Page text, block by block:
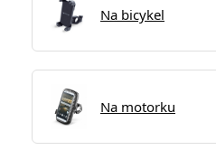
Na bicykel
Na motorku